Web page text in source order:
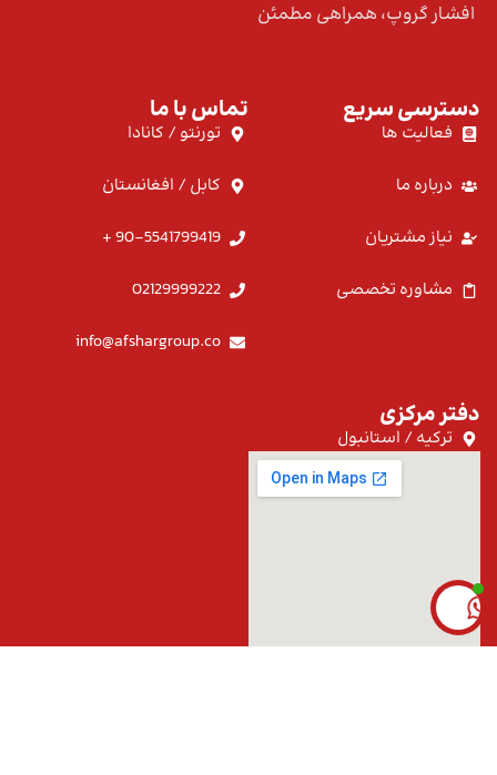
افشار گروپ، همراهی مطمئن
دسترسی سریع
فعالیت ها
درباره ما
نیاز مشتریان
مشاوره تخصصی
تماس با ما
تورنتو / کانادا
کابل / افغانستان
90-5541799419 +
02129999222
info@afshargroup.co
دفتر مرکزی
ترکیه / استانبول